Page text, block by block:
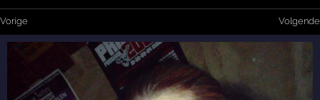
Vorige Volgende